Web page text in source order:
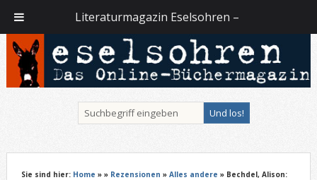
Sie sind hier: Home » » Rezensionen » Alles andere » Bechdel, Alison:
Literaturmagazin Eselsohren –